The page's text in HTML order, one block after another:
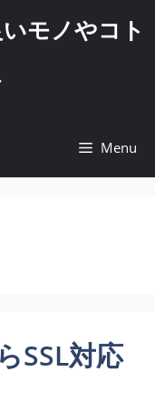
モノやコト
Menu
SSL対応